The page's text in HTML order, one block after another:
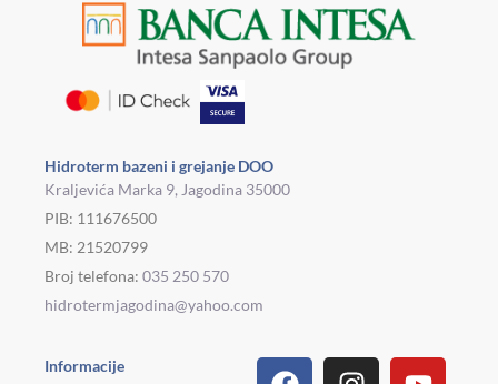
Hidroterm bazeni i grejanje DOO
Kraljevića Marka 9, Jagodina 35000
PIB: 111676500
MB: 21520799
Broj telefona: 035 250 570
hidrotermjagodina@yahoo.com
Informacije FacebookInstagram
Linkedin
Viber
TiktokPinterest